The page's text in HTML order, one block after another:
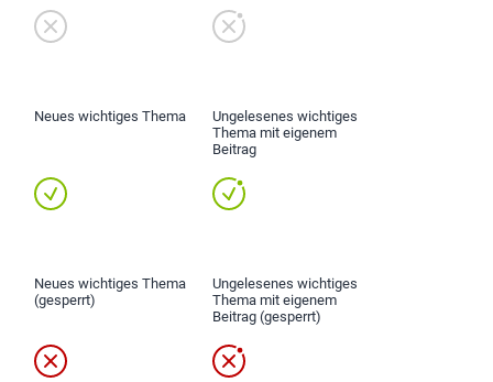
Neues wichtiges Thema
Ungelesenes wichtiges
Thema mit eigenem
Beitrag
Neues wichtiges Thema
(gesperrt)
Ungelesenes wichtiges
Thema mit eigenem
Beitrag (gesperrt)